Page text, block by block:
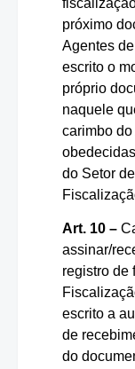
próximo
Agentes
escrito o
próprio
naquele
carimbo
do Setor
Art. 10 –
assinar/
registro de
escrito a
de
do